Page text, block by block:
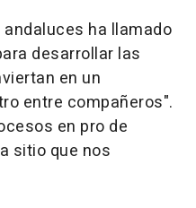
ha llamado
desarrollar las
en un
entre compañeros".
en pro de
sitio que nos